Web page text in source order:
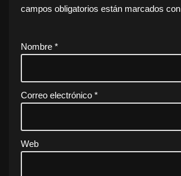
campos obligatorios están marcados con
Nombre *
Correo electrónico *
Web